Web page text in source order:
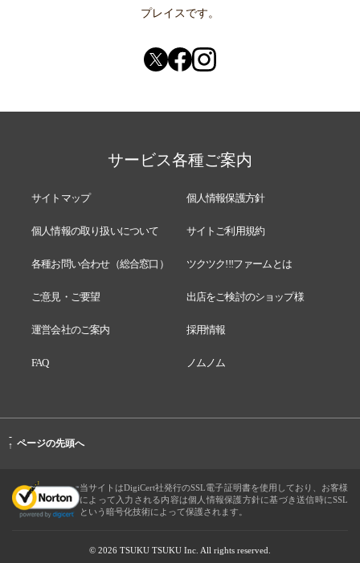
プレイスです。
サービス各種ご案内
サイトマップ 個人情報保護方針
個人情報の取り扱いについて サイトご利用規約
各種お問い合わせ（総合窓口） ツクツク!!!ファームとは
ご意見・ご要望 出店をご検討のショップ様
運営会社のご案内 採用情報
FAQ ノムノム
-
↑ ページの先頭へ
当サイトはDigiCert社発行のSSL電子証明書を使用しており、お客様
によって入力される内容は個人情報保護方針に基づき送信時にSSL
という暗号化技術によって保護されます。
© 2026 TSUKU TSUKU Inc. All rights reserved.